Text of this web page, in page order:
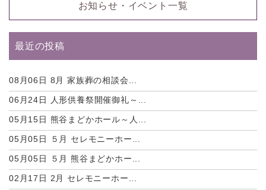
お知らせ・イベント一覧
最近の投稿
08月06日 8月 家族葬の相談会...
06月24日 人形供養祭開催御礼～...
05月15日 熊谷まどかホール～人...
05月05日 ５月 セレモニーホー...
05月05日 ５月 熊谷まどかホー...
02月17日 2月 セレモニーホー...